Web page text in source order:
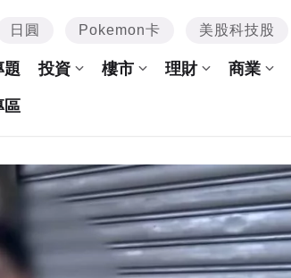
日圓 Pokemon卡 美股科技股
題 投資 樓市 理財 商業
區